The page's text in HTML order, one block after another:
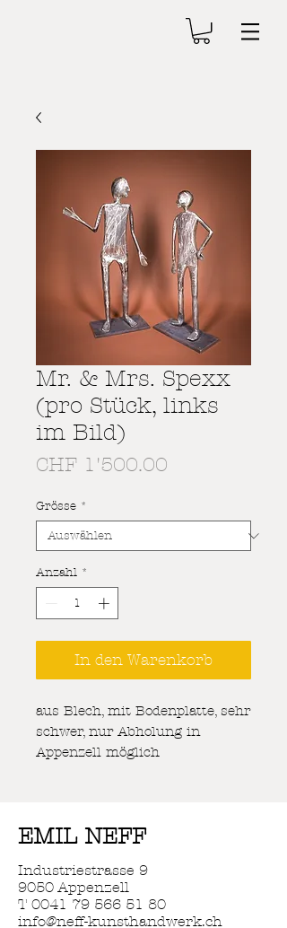
Mr. & Mrs. Spexx
(pro Stück, links
im Bild)
CHF 1'500.00
Grösse *
Anzahl *
In den Warenkorb
aus Blech, mit Bodenplatte, sehr
schwer, nur Abholung in
Appenzell möglich
EMIL NEFF
Industriestrasse 9
9050 Appenzell
T 0041 79 566 51 80
info@neff-kunsthandwerk.ch